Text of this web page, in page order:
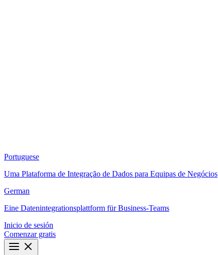
Portuguese
Uma Plataforma de Integração de Dados para Equipas de Negócios
German
Eine Datenintegrationsplattform für Business-Teams
Inicio de sesión
Comenzar gratis